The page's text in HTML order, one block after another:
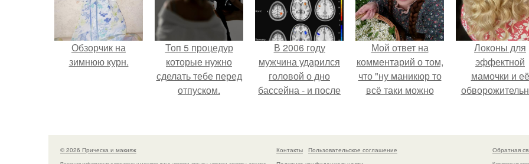
Обзорчик на
зимнюю курн.
Топ 5 процедур
которые нужно
сделать тебе перед
отпуском.
В 2006 году
мужчина ударился
головой о дно
бассейна - и после
странным образом.
Мой ответ на
комментарий о том,
что "ну маникюр то
всё таки можно
Локоны для
эффектной
мамочки и её
© 2026 Прическа и макияж Контакты
Пользовательское соглашение
Обратная